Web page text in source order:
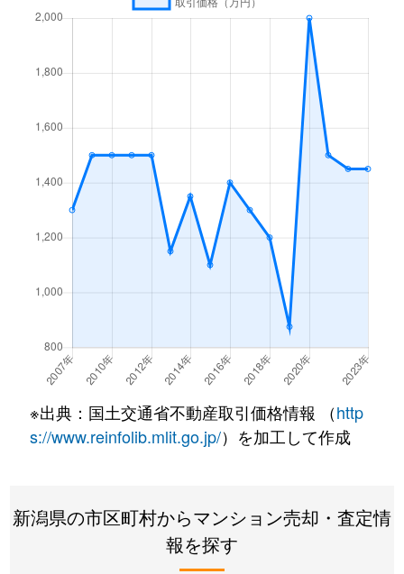
※出典：国土交通省不動産取引価格情報 （http
s://www.reinfolib.mlit.go.jp/）を加工して作成
新潟県の市区町村からマンション売却・査定情
報を探す